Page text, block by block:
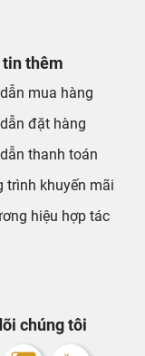
thêm
mua hàng
đặt hàng
thanh toán
trình khuyến mãi
hiệu hợp tác
chúng tôi